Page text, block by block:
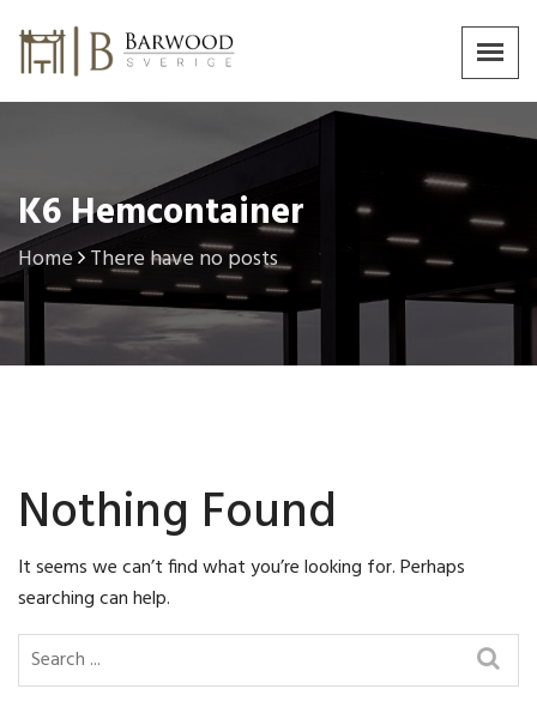
K6 Hemcontainer
Home There have no posts
Nothing Found
It seems we can’t find what you’re looking for. Perhaps
searching can help.